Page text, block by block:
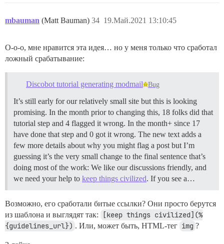
mbauman (Matt Bauman) 19.Май.2021 13:10:45
34
О-о-о, мне нравится эта идея… но у меня только что сработал
ложный срабатывание:
Discobot tutorial generating modmail Bug
It’s still early for our relatively small site but this is looking
promising. In the month prior to changing this, 18 folks did that
tutorial step and 4 flagged it wrong. In the month+ since 17
have done that step and 0 got it wrong. The new text adds a
few more details about why you might flag a post but I’m
guessing it’s the very small change to the final sentence that’s
doing most of the work: We like our discussions friendly, and
we need your help to keep things civilized. If you see a…
Возможно, его сработали битые ссылки? Они просто берутся
из шаблона и выглядят так:
[keep things civilized](%
{guidelines_url}) . Или, может быть, HTML-тег img ?